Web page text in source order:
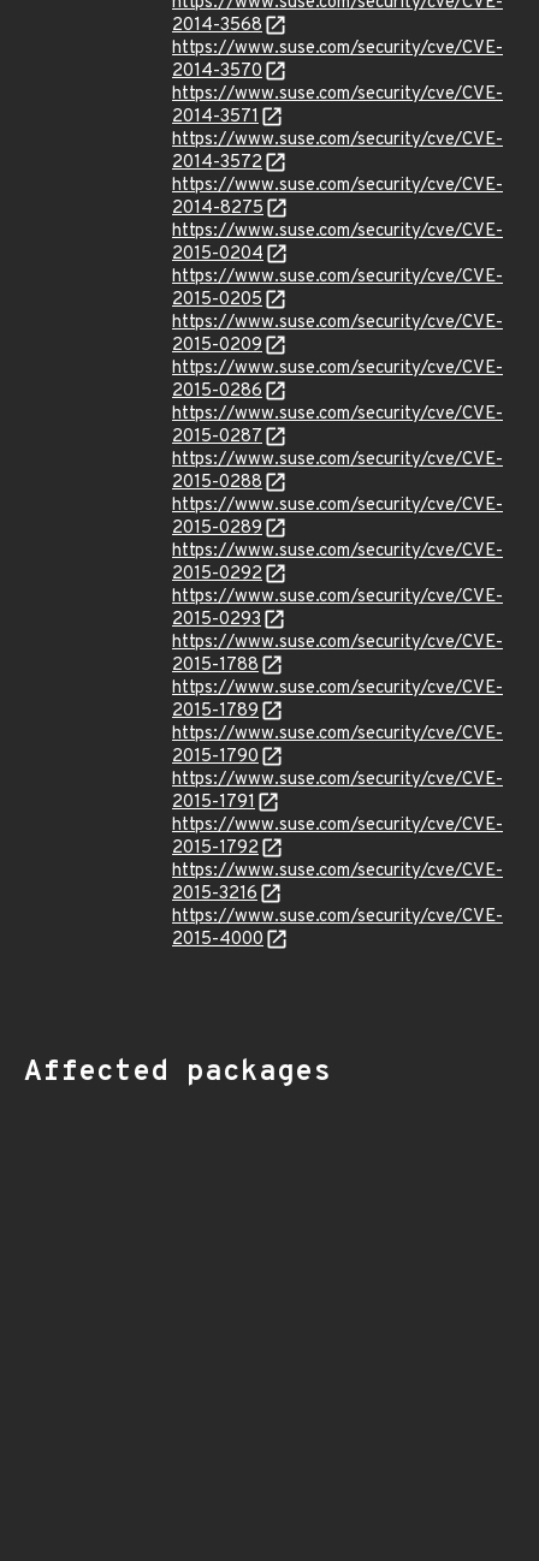
2014-3568
https://www.suse.com/security/cve/CVE-
2014-3570
https://www.suse.com/security/cve/CVE-
2014-3571
https://www.suse.com/security/cve/CVE-
2014-3572
https://www.suse.com/security/cve/CVE-
2014-8275
https://www.suse.com/security/cve/CVE-
2015-0204
https://www.suse.com/security/cve/CVE-
2015-0205
https://www.suse.com/security/cve/CVE-
2015-0209
https://www.suse.com/security/cve/CVE-
2015-0286
https://www.suse.com/security/cve/CVE-
2015-0287
https://www.suse.com/security/cve/CVE-
2015-0288
https://www.suse.com/security/cve/CVE-
2015-0289
https://www.suse.com/security/cve/CVE-
2015-0292
https://www.suse.com/security/cve/CVE-
2015-0293
https://www.suse.com/security/cve/CVE-
2015-1788
https://www.suse.com/security/cve/CVE-
2015-1789
https://www.suse.com/security/cve/CVE-
2015-1790
https://www.suse.com/security/cve/CVE-
2015-1791
https://www.suse.com/security/cve/CVE-
2015-1792
https://www.suse.com/security/cve/CVE-
2015-3216
https://www.suse.com/security/cve/CVE-
2015-4000
Affected packages